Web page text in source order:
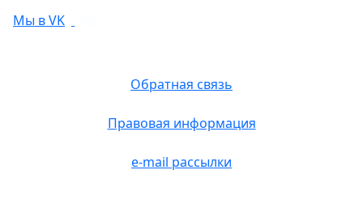
Мы в VK
Обратная связь
Правовая информация
e-mail рассылки